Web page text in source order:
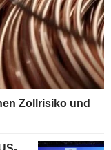
Zollrisiko und